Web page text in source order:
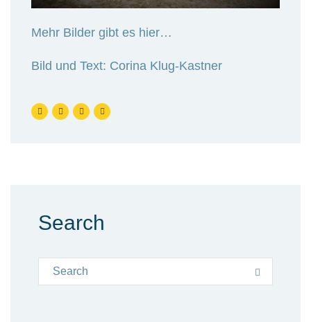
Mehr Bilder gibt es hier…
Bild und Text: Corina Klug-Kastner
Search
Search for: